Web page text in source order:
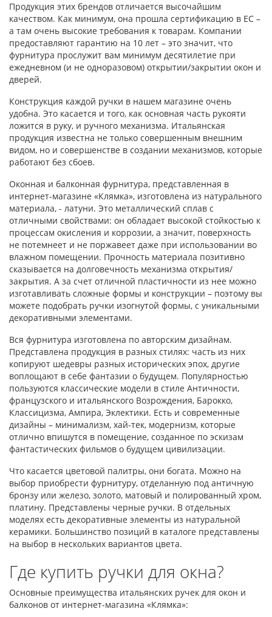
Продукция этих брендов отличается высочайшим
качеством. Как минимум, она прошла сертификацию в ЕС –
а там очень высокие требования к товарам. Компании
предоставляют гарантию на 10 лет – это значит, что
фурнитура прослужит вам минимум десятилетие при
ежедневном (и не одноразовом) открытии/закрытии окон и
дверей.
Конструкция каждой ручки в нашем магазине очень
удобна. Это касается и того, как основная часть рукояти
ложится в руку, и ручного механизма. Итальянская
продукция известна не только совершенным внешним
видом, но и совершенстве в создании механизмов, которые
работают без сбоев.
Оконная и балконная фурнитура, представленная в
интернет-магазине «Клямка», изготовлена из натурального
материала, - латуни. Это металлический сплав с
отличными свойствами: он обладает высокой стойкостью к
процессам окисления и коррозии, а значит, поверхность
не потемнеет и не поржавеет даже при использовании во
влажном помещении. Прочность материала позитивно
сказывается на долговечность механизма открытия/
закрытия. А за счет отличной пластичности из нее можно
изготавливать сложные формы и конструкции – поэтому вы
можете подобрать ручки изогнутой формы, с уникальными
декоративными элементами.
Вся фурнитура изготовлена по авторским дизайнам.
Представлена продукция в разных стилях: часть из них
копируют шедевры разных исторических эпох, другие
воплощают в себе фантазии о будущем. Популярностью
пользуются классические модели в стиле Античности,
французского и итальянского Возрождения, Барокко,
Классицизма, Ампира, Эклектики. Есть и современные
дизайны – минимализм, хай-тек, модернизм, которые
отлично впишутся в помещение, созданное по эскизам
фантастических фильмов о будущем цивилизации.
Что касается цветовой палитры, они богата. Можно на
выбор приобрести фурнитуру, отделанную под античную
бронзу или железо, золото, матовый и полированный хром,
платину. Представлены черные ручки. В отдельных
моделях есть декоративные элементы из натуральной
керамики. Большинство позиций в каталоге представлены
на выбор в нескольких вариантов цвета.
Где купить ручки для окна?
Основные преимущества итальянских ручек для окон и
балконов от интернет-магазина «Клямка»: